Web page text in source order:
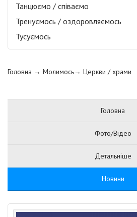
Танцюємо / співаємо
Тренуємось / оздоровляємось
Тусуємось
Головна → Молимось→ Церкви / храми
Головна
Фото/Відео
Детальніше
Новини